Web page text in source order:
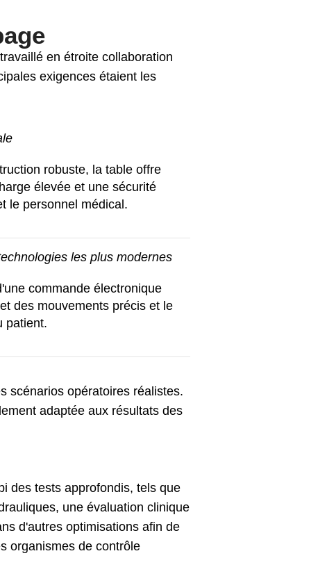
en étroite collaboration
exigences étaient les
robuste, la table offre
élevée et une sécurité
le personnel médical.
les plus modernes
commande électronique
des mouvements précis et le
patient.
scénarios opératoires réalistes.
adaptée aux résultats des
des tests approfondis, tels que
une évaluation clinique
d'autres optimisations afin de
organismes de contrôle